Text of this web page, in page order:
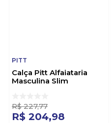
PITT
Calça Pitt Alfaiataria
Masculina Slim
R$ 227,77
R$ 204,98